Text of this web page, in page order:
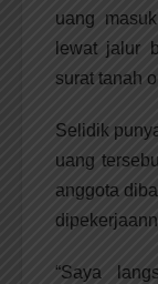
uang
lewat jalur
surat tanah
Selidik
uang
anggota
“Saya